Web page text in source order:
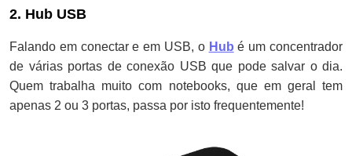
2. Hub USB
Falando em conectar e em USB, o Hub é um concentrador
de várias portas de conexão USB que pode salvar o dia.
Quem trabalha muito com notebooks, que em geral tem
apenas 2 ou 3 portas, passa por isto frequentemente!